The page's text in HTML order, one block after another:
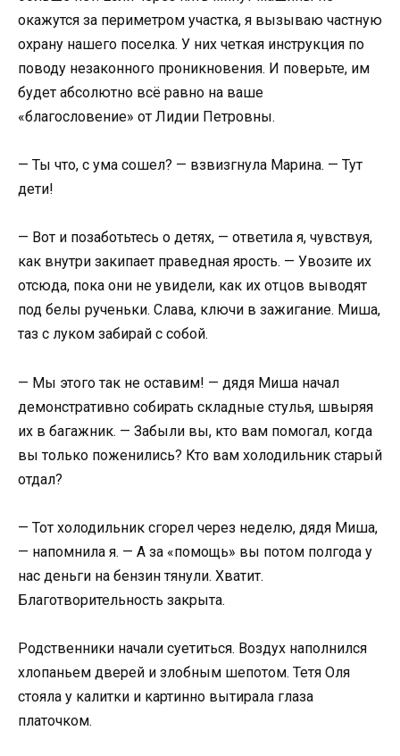
окажутся за периметром участка, я вызываю частную
охрану нашего поселка. У них четкая инструкция по
поводу незаконного проникновения. И поверьте, им
будет абсолютно всё равно на ваше
«благословение» от Лидии Петровны.
— Ты что, с ума сошел? — взвизгнула Марина. — Тут
дети!
— Вот и позаботьтесь о детях, — ответила я, чувствуя,
как внутри закипает праведная ярость. — Увозите их
отсюда, пока они не увидели, как их отцов выводят
под белы рученьки. Слава, ключи в зажигание. Миша,
таз с луком забирай с собой.
— Мы этого так не оставим! — дядя Миша начал
демонстративно собирать складные стулья, швыряя
их в багажник. — Забыли вы, кто вам помогал, когда
вы только поженились? Кто вам холодильник старый
отдал?
— Тот холодильник сгорел через неделю, дядя Миша,
— напомнила я. — А за «помощь» вы потом полгода у
нас деньги на бензин тянули. Хватит.
Благотворительность закрыта.
Родственники начали суетиться. Воздух наполнился
хлопаньем дверей и злобным шепотом. Тетя Оля
стояла у калитки и картинно вытирала глаза
платочком.